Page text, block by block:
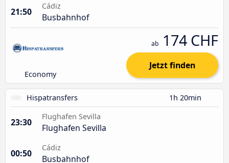
21:50
Cádiz
Busbahnhof
Economy
ab 174 CHF
Jetzt finden
Hispatransfers 1h 20min
23:30
Flughafen Sevilla
Flughafen Sevilla
00:50
Cádiz
Busbahnhof